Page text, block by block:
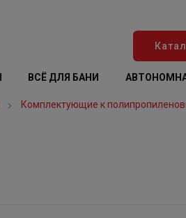
ВСЁ ДЛЯ БАНИ
Комплектующие к